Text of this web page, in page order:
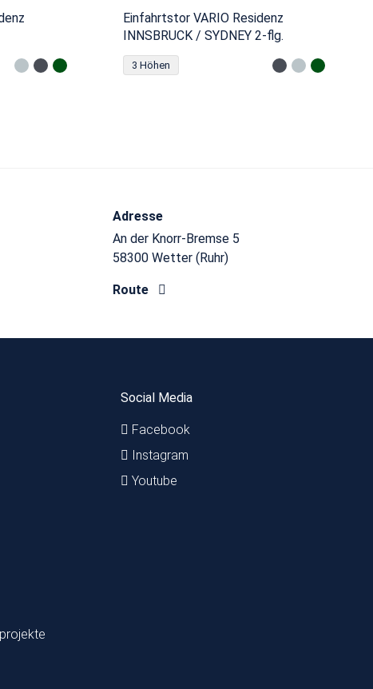
Einfahrtstor VARIO Residenz
INNSBRUCK / SYDNEY 2-flg.
3 Höhen
Adresse
An der Knorr-Bremse 5
58300 Wetter (Ruhr)
Route
Social Media
Facebook
Instagram
Youtube